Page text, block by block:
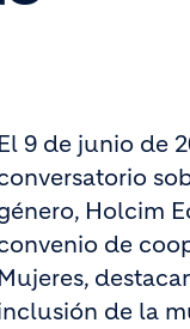
9 de junio de
Holcim
de
de la